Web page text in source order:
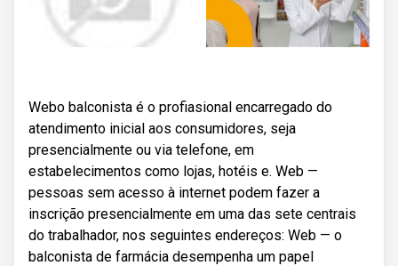
Webo balconista é o profiasional encarregado do
atendimento inicial aos consumidores, seja
presencialmente ou via telefone, em
estabelecimentos como lojas, hotéis e. Web —
pessoas sem acesso à internet podem fazer a
inscrição presencialmente em uma das sete centrais
do trabalhador, nos seguintes endereços: Web — o
balconista de farmácia desempenha um papel